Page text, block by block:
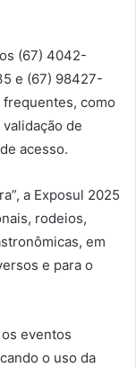
(67) 4042-
e (67) 98427-
como
de
acesso.
a Exposul 2025
rodeios,
em
e para o
eventos
o uso da